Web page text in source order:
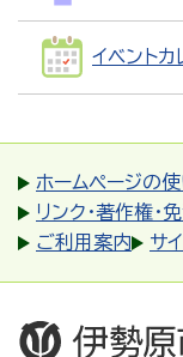
イベントカ
ホームページの
リンク・著作権・
ご利用案内
サ